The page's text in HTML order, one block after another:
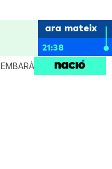
ara mateix
21:38
EMBARÀS CRIANÇA